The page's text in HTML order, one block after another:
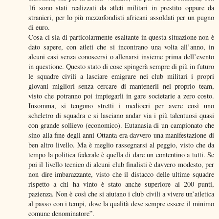
16 sono stati realizzati da atleti militari in prestito oppure da
stranieri, per lo più mezzofondisti africani assoldati per un pugno
di euro.
Cosa ci sia di particolarmente esaltante in questa situazione non è
dato sapere, con atleti che si incontrano una volta all’anno, in
alcuni casi senza conoscersi o allenarsi insieme prima dell’evento
in questione. Questo stato di cose spingerà sempre di più in futuro
le squadre civili a lasciare emigrare nei club militari i propri
giovani migliori senza cercare di mantenerli nel proprio team,
visto che potranno poi impiegarli in gare societarie a zero costo.
Insomma, si tengono stretti i mediocri per avere così uno
scheletro di squadra e si lasciano andar via i più talentuosi quasi
con grande sollievo (economico). Eutanasia di un campionato che
sino alla fine degli anni Ottanta era davvero una manifestazione di
ben altro livello. Ma è meglio rassegnarsi al peggio, visto che da
tempo la politica federale è quella di dare un contentino a tutti. Se
poi il livello tecnico di alcuni club finalisti è davvero modesto, per
non dire imbarazzante, visto che il distacco delle ultime squadre
rispetto a chi ha vinto è stato anche superiore ai 200 punti,
pazienza. Non è così che si aiutano i club civili a vivere un’atletica
al passo con i tempi, dove la qualità deve sempre essere il minimo
comune denominatore”.